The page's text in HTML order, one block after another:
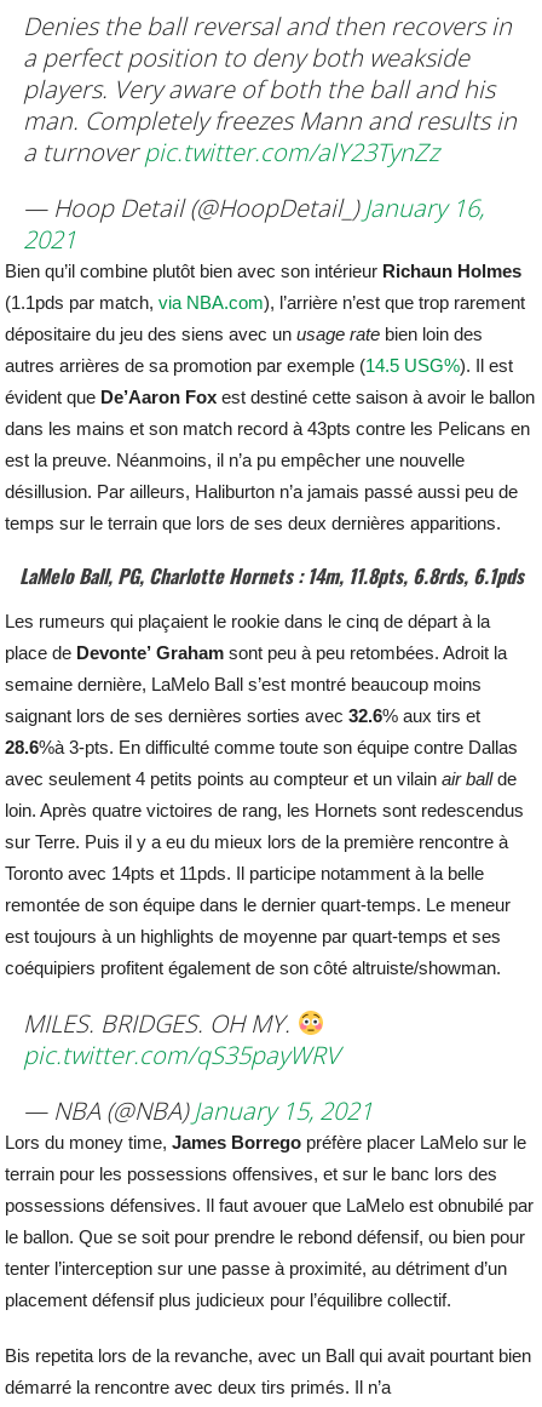
Denies the ball reversal and then recovers in
a perfect position to deny both weakside
players. Very aware of both the ball and his
man. Completely freezes Mann and results in
a turnoverpic.twitter.com/alY23TynZz
— Hoop Detail (@HoopDetail_)January 16,
2021
Bien qu’il combine plutôt bien avec son intérieur Richaun Holmes
(1.1pds par match,via NBA.com), l’arrière n’est que trop rarement
dépositaire du jeu des siens avec unusage rate bien loin des
autres arrières de sa promotion par exemple (14.5 USG%). Il est
évident que De’Aaron Fox est destiné cette saison à avoir le ballon
dans les mains et son match record à 43pts contre les Pelicans en
est la preuve. Néanmoins, il n’a pu empêcher une nouvelle
désillusion. Par ailleurs, Haliburton n’a jamais passé aussi peu de
temps sur le terrain que lors de ses deux dernières apparitions.
LaMelo Ball, PG, Charlotte Hornets : 14m, 11.8pts, 6.8rds, 6.1pds
Les rumeurs qui plaçaient le rookie dans le cinq de départ à la
place de Devonte’ Graham sont peu à peu retombées. Adroit la
semaine dernière, LaMelo Ball s’est montré beaucoup moins
saignant lors de ses dernières sorties avec32.6% aux tirs et
28.6%à 3-pts. En difficulté comme toute son équipe contre Dallas
avec seulement 4 petits points au compteur et un vilainair ballde
loin. Après quatre victoires de rang, les Hornets sont redescendus
sur Terre. Puis il y a eu du mieux lors de la première rencontre à
Toronto avec 14pts et 11pds. Il participe notamment à la belle
remontée de son équipe dans le dernier quart-temps. Le meneur
est toujours à un highlights de moyenne par quart-temps et ses
coéquipiers profitent également de son côté altruiste/showman.
MILES. BRIDGES. OH MY.
pic.twitter.com/qS35payWRV
— NBA (@NBA)January 15, 2021
Lors du money time,James Borrego préfère placer LaMelo sur le
terrain pour les possessions offensives, et sur le banc lors des
possessions défensives. Il faut avouer que LaMelo est obnubilé par
le ballon. Que se soit pour prendre le rebond défensif, ou bien pour
tenter l’interception sur une passe à proximité, au détriment d’un
placement défensif plus judicieux pour l’équilibre collectif.
Bis repetita lors de la revanche, avec un Ball qui avait pourtant bien
démarré la rencontre avec deux tirs primés. Il n’a